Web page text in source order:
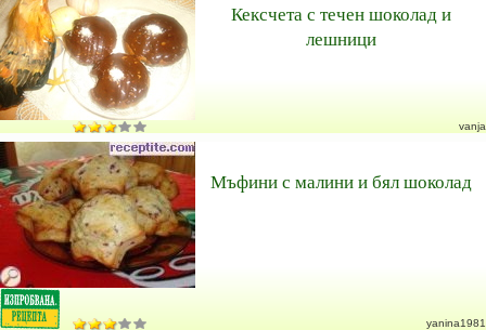
Кексчета с течен шоколад и
лешници
vanja
Мъфини с малини и бял шоколад
yanina1981